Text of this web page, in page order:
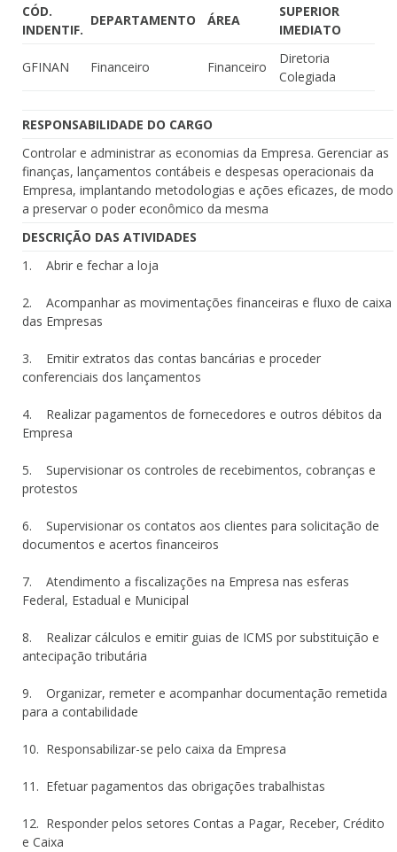
CÓD.
INDENTIF.
DEPARTAMENTO ÁREA
SUPERIOR
IMEDIATO
GFINAN Financeiro Financeiro
Diretoria
Colegiada
RESPONSABILIDADE DO CARGO
Controlar e administrar as economias da Empresa. Gerenciar as
finanças, lançamentos contábeis e despesas operacionais da
Empresa, implantando metodologias e ações eficazes, de modo
a preservar o poder econômico da mesma
DESCRIÇÃO DAS ATIVIDADES
1. Abrir e fechar a loja
2. Acompanhar as movimentações financeiras e fluxo de caixa
das Empresas
3. Emitir extratos das contas bancárias e proceder
conferenciais dos lançamentos
4. Realizar pagamentos de fornecedores e outros débitos da
Empresa
5. Supervisionar os controles de recebimentos, cobranças e
protestos
6. Supervisionar os contatos aos clientes para solicitação de
documentos e acertos financeiros
7. Atendimento a fiscalizações na Empresa nas esferas
Federal, Estadual e Municipal
8. Realizar cálculos e emitir guias de ICMS por substituição e
antecipação tributária
9. Organizar, remeter e acompanhar documentação remetida
para a contabilidade
10. Responsabilizar-se pelo caixa da Empresa
11. Efetuar pagamentos das obrigações trabalhistas
12. Responder pelos setores Contas a Pagar, Receber, Crédito
e Caixa